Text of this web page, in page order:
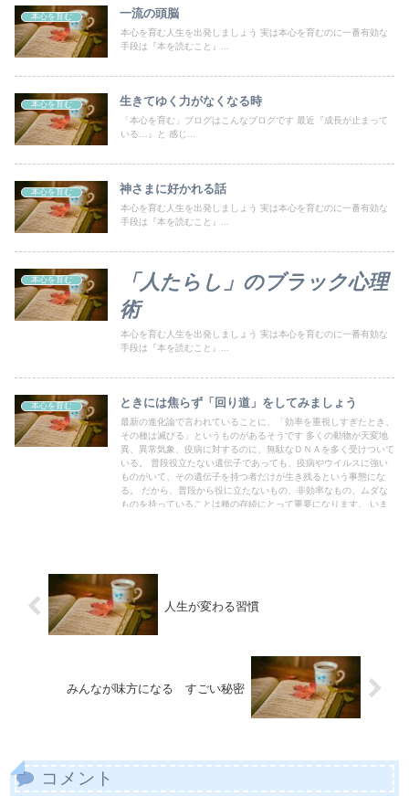
本心を育む 一流の頭脳
本心を育む人生を出発しましょう 実は本心を育むのに一番有効な
手段は『本を読むこと』...
本心を育む 生きてゆく力がなくなる時
「本心を育む」ブログはこんなブログです 最近『成長が止まって
いる…』と 感じ...
本心を育む 神さまに好かれる話
本心を育む人生を出発しましょう 実は本心を育むのに一番有効な
手段は『本を読むこと』...
本心を育む
「人たらし」のブラック心理
術
本心を育む人生を出発しましょう 実は本心を育むのに一番有効な
手段は『本を読むこと』...
本心を育む ときには焦らず「回り道」をしてみましょう
最新の進化論で言われていることに、「効率を重視しすぎたとき、
その種は滅びる」というものがあるそうです 多くの動物が天変地
異、異常気象、疫病に対するのに、無駄なＤＮＡを多く受けついて
いる。 普段役立たない遺伝子であっても、疫病やウイルスに強い
ものがいて、その遺伝子を持つ者だけが生き残るという事態にな
る。 だから、普段から役に立たないもの、非効率なもの、ムダな
ものを持っていることは種の存続にとって重要になります。 いま
人生が変わる習慣
みんなが味方になる すごい秘密
コメント